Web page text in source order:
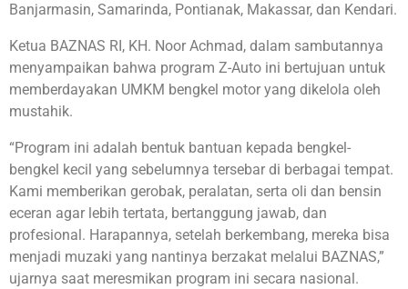
Banjarmasin, Samarinda, Pontianak, Makassar, dan Kendari.
Ketua BAZNAS RI, KH. Noor Achmad, dalam sambutannya
menyampaikan bahwa program Z-Auto ini bertujuan untuk
memberdayakan UMKM bengkel motor yang dikelola oleh
mustahik.
“Program ini adalah bentuk bantuan kepada bengkel-
bengkel kecil yang sebelumnya tersebar di berbagai tempat.
Kami memberikan gerobak, peralatan, serta oli dan bensin
eceran agar lebih tertata, bertanggung jawab, dan
profesional. Harapannya, setelah berkembang, mereka bisa
menjadi muzaki yang nantinya berzakat melalui BAZNAS,”
ujarnya saat meresmikan program ini secara nasional.